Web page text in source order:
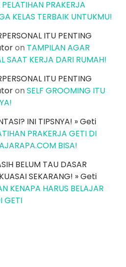
PRAKERJA
KELAS TERBAIK UNTUKMU!
ITU PENTING
on TAMPILAN AGAR
SAAT KERJA DARI RUMAH!
ITU PENTING
onSELF GROOMING ITU
INI TIPSNYA! » Geti
PRAKERJA GETI DI
BISA!
BELUM TAU DASAR
SEKARANG! » Geti
KENAPA HARUS BELAJAR
GETI